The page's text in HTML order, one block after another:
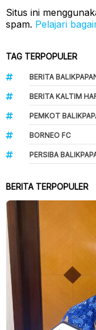
Situs ini
spam. Pelajari
TAG TERPOPULER
BERITA
BERITA KALTIM
PEMKOT
BORNEO FC
PERSIBA
BERITA TERPOPULER